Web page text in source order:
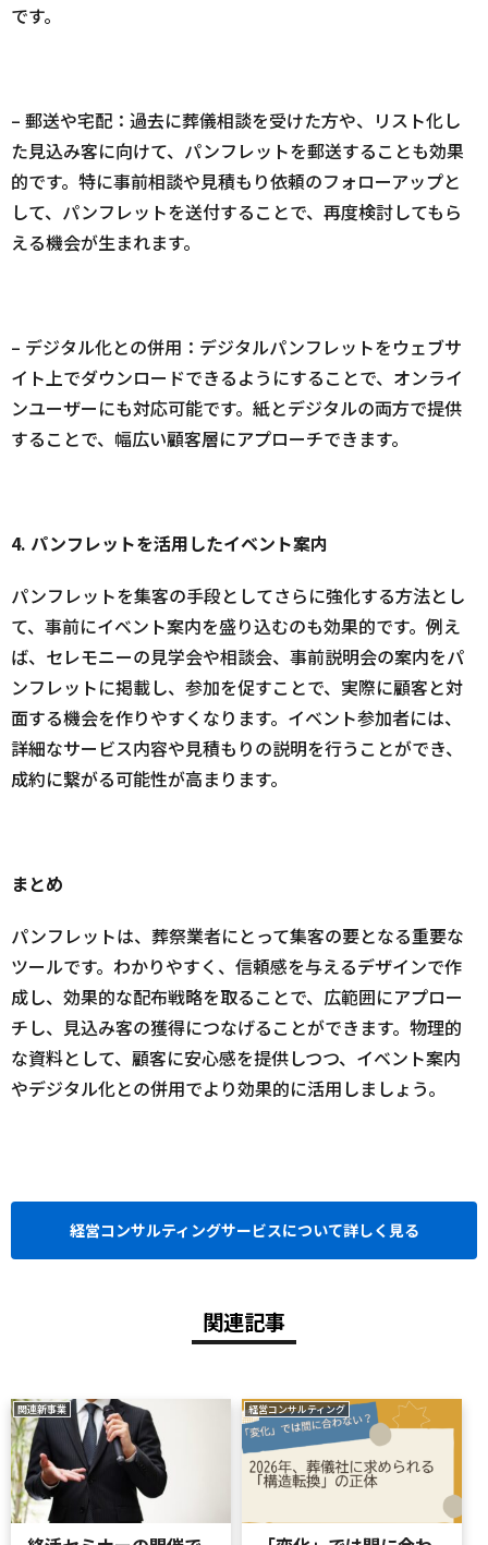
です。
– 郵送や宅配：過去に葬儀相談を受けた方や、リスト化し
た見込み客に向けて、パンフレットを郵送することも効果
的です。特に事前相談や見積もり依頼のフォローアップと
して、パンフレットを送付することで、再度検討してもら
える機会が生まれます。
– デジタル化との併用：デジタルパンフレットをウェブサ
イト上でダウンロードできるようにすることで、オンライ
ンユーザーにも対応可能です。紙とデジタルの両方で提供
することで、幅広い顧客層にアプローチできます。
4. パンフレットを活用したイベント案内
パンフレットを集客の手段としてさらに強化する方法とし
て、事前にイベント案内を盛り込むのも効果的です。例え
ば、セレモニーの見学会や相談会、事前説明会の案内をパ
ンフレットに掲載し、参加を促すことで、実際に顧客と対
面する機会を作りやすくなります。イベント参加者には、
詳細なサービス内容や見積もりの説明を行うことができ、
成約に繋がる可能性が高まります。
まとめ
パンフレットは、葬祭業者にとって集客の要となる重要な
ツールです。わかりやすく、信頼感を与えるデザインで作
成し、効果的な配布戦略を取ることで、広範囲にアプロー
チし、見込み客の獲得につなげることができます。物理的
な資料として、顧客に安心感を提供しつつ、イベント案内
やデジタル化との併用でより効果的に活用しましょう。
経営コンサルティングサービスについて詳しく見る
関連記事
関連新事業 経営コンサルティング